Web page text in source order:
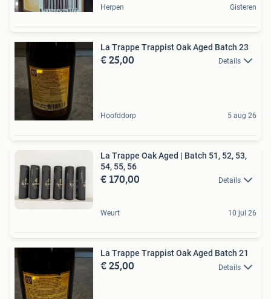
Herpen Gisteren
La Trappe Trappist Oak Aged Batch 23
€ 25,00 Details
Hoofddorp 5 aug 26
La Trappe Oak Aged | Batch 51, 52, 53,
54, 55, 56
€ 170,00 Details
Weurt 10 jul 26
La Trappe Trappist Oak Aged Batch 21
€ 25,00 Details